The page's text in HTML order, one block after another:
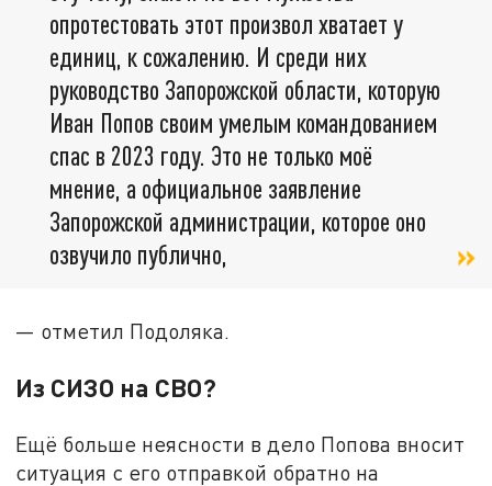
опротестовать этот произвол хватает у
единиц, к сожалению. И среди них
руководство Запорожской области, которую
Иван Попов своим умелым командованием
спас в 2023 году. Это не только моё
мнение, а официальное заявление
Запорожской администрации, которое оно
озвучило публично,
— отметил Подоляка.
Из СИЗО на СВО?
Ещё больше неясности в дело Попова вносит
ситуация с его отправкой обратно на